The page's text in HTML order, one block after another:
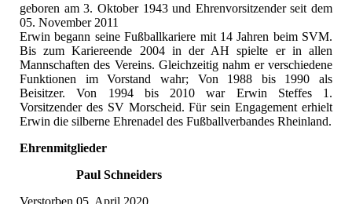
geboren am 3. Oktober 1943 und Ehrenvorsitzender seit dem
05. November 2011
Erwin begann seine Fußballkariere mit 14 Jahren beim SVM.
Bis zum Kariereende 2004 in der AH spielte er in allen
Mannschaften des Vereins. Gleichzeitig nahm er verschiedene
Funktionen im Vorstand wahr; Von 1988 bis 1990 als
Beisitzer. Von 1994 bis 2010 war Erwin Steffes 1.
Vorsitzender des SV Morscheid. Für sein Engagement erhielt
Erwin die silberne Ehrenadel des Fußballverbandes Rheinland.
Ehrenmitglieder
Paul Schneiders
Verstorben 05. April 2020